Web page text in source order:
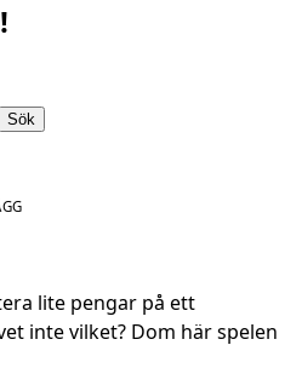
Sök
lite pengar på ett
inte vilket? Dom här spelen